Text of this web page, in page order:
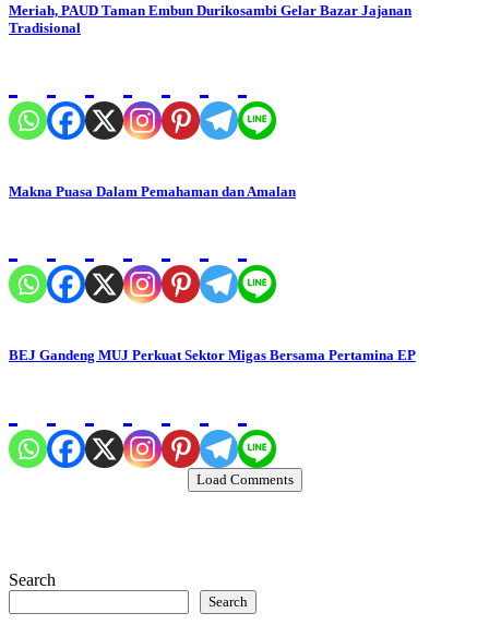
Meriah, PAUD Taman Embun Durikosambi Gelar Bazar Jajanan
Tradisional
Makna Puasa Dalam Pemahaman dan Amalan
BEJ Gandeng MUJ Perkuat Sektor Migas Bersama Pertamina EP
Load Comments
Search
Search